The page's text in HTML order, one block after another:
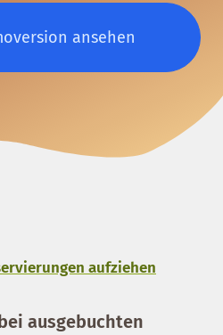
ansehen
aufziehen
ausgebuchten